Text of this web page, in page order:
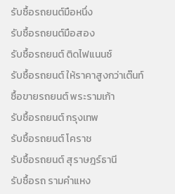
รับซื้อรถยนต์มือหนึ่ง
รับซื้อรถยนต์มือสอง
รับซื้อรถยนต์ ติดไฟแนนซ์
รับซื้อรถยนต์ ให้ราคาสูงกว่าเต๊นท์
ซื้อขายรถยนต์ พระรามเก้า
รับซื้อรถยนต์ กรุงเทพ
รับซื้อรถยนต์ โคราช
รับซื้อรถยนต์ สุราษฎร์ธานี
รับซื้อรถ รามคำแหง